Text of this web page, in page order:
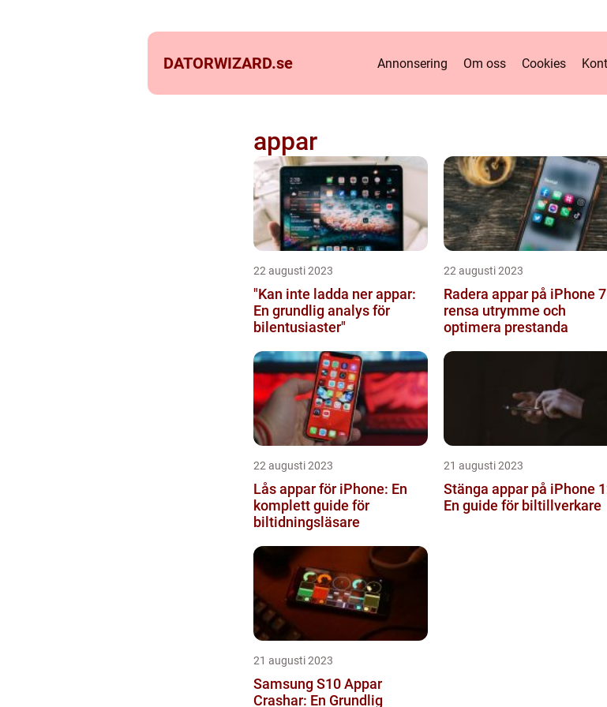
DATORWIZARD.se Annonsering Om oss Cookies
appar
22 augusti 2023
"Kan inte ladda ner appar:
En grundlig analys för
bilentusiaster"
22 augusti 2023
Radera appar på iPhone
rensa utrymme och
optimera prestanda
22 augusti 2023
Lås appar för iPhone: En
komplett guide för
biltidningsläsare
21 augusti 2023
Stänga appar på iPhone
En guide för biltillverkare
21 augusti 2023
Samsung S10 Appar
Crashar: En Grundlig